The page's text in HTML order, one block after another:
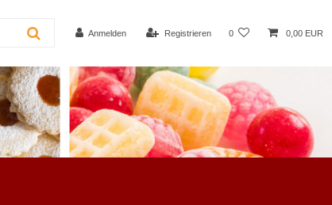
Anmelden Registrieren 0 0,00 EUR